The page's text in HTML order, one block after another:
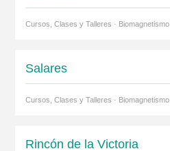
Cursos, Clases y Talleres · Biomagnetismo
Salares
Cursos, Clases y Talleres · Biomagnetismo
Rincón de la Victoria